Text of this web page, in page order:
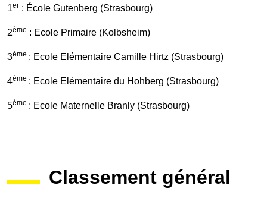
1er : École Gutenberg (Strasbourg)
2ème : Ecole Primaire (Kolbsheim)
3ème : Ecole Elémentaire Camille Hirtz (Strasbourg)
4ème : Ecole Elémentaire du Hohberg (Strasbourg)
5ème : Ecole Maternelle Branly (Strasbourg)
Classement général